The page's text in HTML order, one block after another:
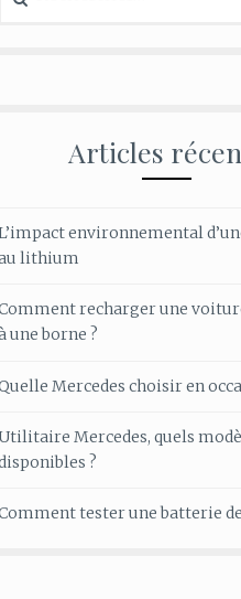
Articles
environnemental
lithium
recharger une
une borne ?
Mercedes choisir en
Mercedes, quels
?
tester une batterie